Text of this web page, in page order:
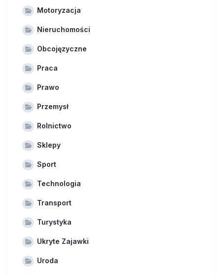
Motoryzacja
Nieruchomości
Obcojęzyczne
Praca
Prawo
Przemysł
Rolnictwo
Sklepy
Sport
Technologia
Transport
Turystyka
Ukryte Zajawki
Uroda